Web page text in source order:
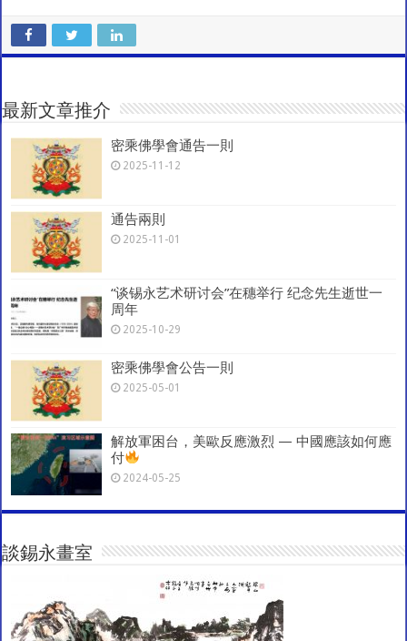
C
h
at
at
sA
p
p
e
b
o
k
er l
gr
a
e
最新文章推介
密乘佛學會通告一則
2025-11-12
通告兩則
2025-11-01
“谈锡永艺术研讨会”在穗举行 纪念先生逝世一
周年
2025-10-29
密乘佛學會公告一則
2025-05-01
解放軍困台，美歐反應激烈 — 中國應該如何應
付
2024-05-25
談錫永畫室